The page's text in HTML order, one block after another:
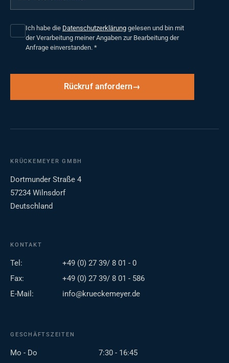
Ich habe die Datenschutzerklärung gelesen und bin mit
der Verarbeitung meiner Angaben zur Bearbeitung der
Anfrage einverstanden. *
Rückruf anfordern
KRÜCKEMEYER GMBH
Dortmunder Straße 4
57234 Wilnsdorf
Deutschland
KONTAKT
Tel:
+49 (0) 27 39/ 8 01 - 0
Fax:
+49 (0) 27 39/ 8 01 - 586
E-Mail:
info@krueckemeyer.de
GESCHÄFTSZEITEN
Mo - Do
7:30 - 16:45